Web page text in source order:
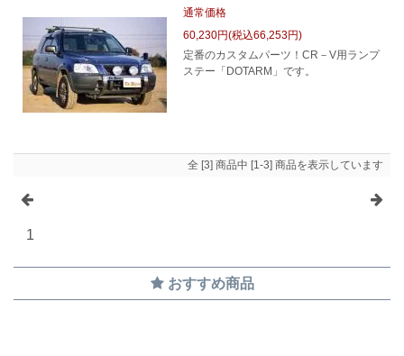
通常価格
60,230円(税込66,253円)
定番のカスタムパーツ！CR－V用ランプ
ステー「DOTARM」です。
全 [3] 商品中 [1-3] 商品を表示しています
1
おすすめ商品